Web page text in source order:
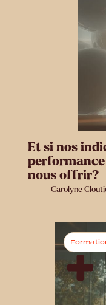
Et si nos
performance
nous offrir?
Carolyne